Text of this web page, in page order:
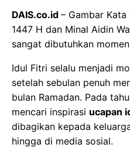
DAIS.co.id – Gambar
1447 H dan Minal Aidin
sangat dibutuhkan
Idul Fitri selalu menjadi
setelah sebulan penuh
bulan Ramadan. Pada
mencari inspirasi ucapan
dibagikan kepada
hingga di media sosial.